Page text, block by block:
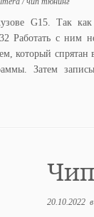
G15. Так как
Работать с ним
который спрятан
Затем
Чип
20.10.2022 в